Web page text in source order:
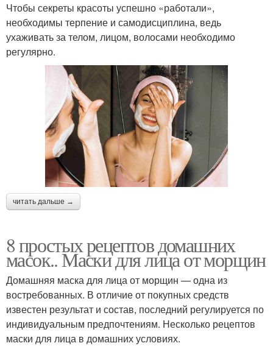
Чтобы секреты красоты успешно «работали»,
необходимы терпение и самодисциплина, ведь
ухаживать за телом, лицом, волосами необходимо
регулярно.
читать дальше →
8 простых рецептов домашних
масок.. Маски для лица от морщин
Домашняя маска для лица от морщин — одна из
востребованных. В отличие от покупных средств
известен результат и состав, последний регулируется по
индивидуальным предпочтениям. Несколько рецептов
маски для лица в домашних условиях.